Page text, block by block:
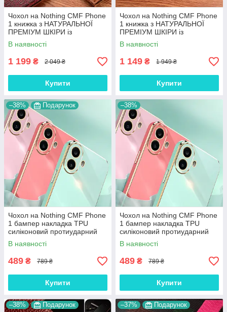
Чохол на Nothing CMF Phone
1 книжка з НАТУРАЛЬНОЇ
ПРЕМІУМ ШКІРИ із
підставкою протиударний
магнітний "JACOSA"
В наявності
1 199 ₴ 2 049 ₴
Купити
Чохол на Nothing CMF Phone
1 книжка з НАТУРАЛЬНОЇ
ПРЕМІУМ ШКІРИ із
підставкою протиударний
магнітний "DRAGON"
В наявності
1 149 ₴ 1 949 ₴
Купити
–38% Подарунок
Чохол на Nothing CMF Phone
1 бампер накладка TPU
силіконовий протиударний
оригінальний "GLAME-S"
В наявності
489 ₴ 789 ₴
Купити
–38%
Чохол на Nothing CMF Phone
1 бампер накладка TPU
силіконовий протиударний
оригінальний "W-SHEILD"
В наявності
489 ₴ 789 ₴
Купити
–38% Подарунок –37% Подарунок